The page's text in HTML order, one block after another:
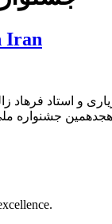
Iran
و استاد فرهاد